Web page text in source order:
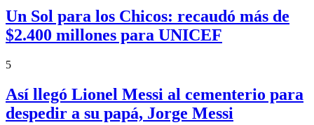
Un Sol para los Chicos: recaudó más de
$2.400 millones para UNICEF
5
Así llegó Lionel Messi al cementerio para
despedir a su papá, Jorge Messi